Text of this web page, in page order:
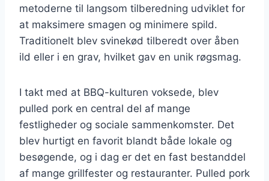
metoderne til langsom tilberedning udviklet for
at maksimere smagen og minimere spild.
Traditionelt blev svinekød tilberedt over åben
ild eller i en grav, hvilket gav en unik røgsmag.
I takt med at BBQ-kulturen voksede, blev
pulled pork en central del af mange
festligheder og sociale sammenkomster. Det
blev hurtigt en favorit blandt både lokale og
besøgende, og i dag er det en fast bestanddel
af mange grillfester og restauranter. Pulled pork